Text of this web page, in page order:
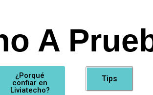
A
¿Porqué
confiar en
Liviatecho?
Tips